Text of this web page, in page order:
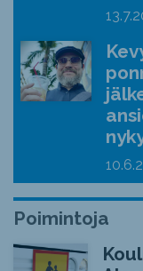
Poimintoja